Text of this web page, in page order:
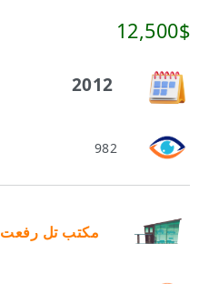
12,500$
2012
982
مكتب تل رفعت